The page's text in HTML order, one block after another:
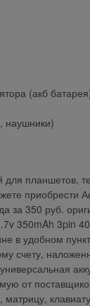
(акб
наушники)
планшетов,
приобрести
за 350 руб.
350mAh 3pin
в удобном
счету,
от